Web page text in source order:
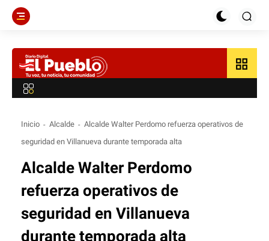
grid_view
Inicio Alcalde
Alcalde Walter Perdomo refuerza operativos de
seguridad en Villanueva durante temporada alta
Alcalde Walter Perdomo
refuerza operativos de
seguridad en Villanueva
durante temporada alta